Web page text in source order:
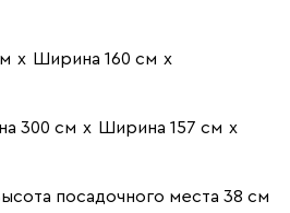
х Ширина 160 см х
300 см х Ширина 157 см х
посадочного места 38 см